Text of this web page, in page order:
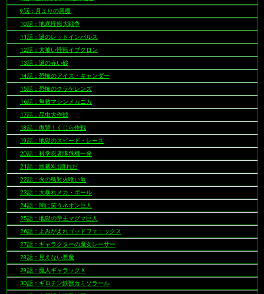
9話：月よりの悪魔
10話：地底怪獣大戦争
11話：謎のレッドインパルス
12話：大喰い怪獣イブクロン
13話：謎の赤い砂
14話：恐怖のアイス・キャンダー
15話：恐怖のクラゲレンズ
16話：無敵マシンメカニカ
17話：昆虫大作戦
18話：復讐！くじら作戦
19話：地獄のスピード・レース
20話：科学忍者隊危機一発
21話：総裁Xは誰れだ
22話：火の鳥対火喰い竜
23話：大暴れメカ・ボール
24話：闇に笑うネオン巨人
25話：地獄の帝王マグマ巨人
26話：よみがえれゴッドフェニックス
27話：ギャラクターの魔女レーサー
28話：見えない悪魔
29話：魔人ギャラックＸ
30話：ギロチン鉄獣カミソラール